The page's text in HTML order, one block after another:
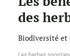
des
Biodiversité et